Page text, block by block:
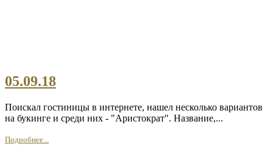
05.09.18
Поискал гостиницы в интернете, нашел несколько вариантов
на букинге и среди них - "Аристократ". Название,...
Подробнее...